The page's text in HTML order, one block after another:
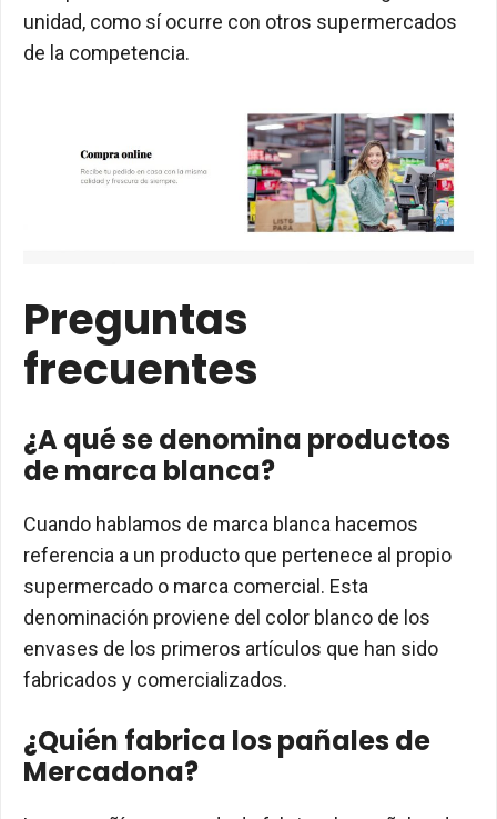
unidad, como sí ocurre con otros supermercados
de la competencia.
Preguntas
frecuentes
¿A qué se denomina productos
de marca blanca?
Cuando hablamos de marca blanca hacemos
referencia a un producto que pertenece al propio
supermercado o marca comercial. Esta
denominación proviene del color blanco de los
envases de los primeros artículos que han sido
fabricados y comercializados.
¿Quién fabrica los pañales de
Mercadona?